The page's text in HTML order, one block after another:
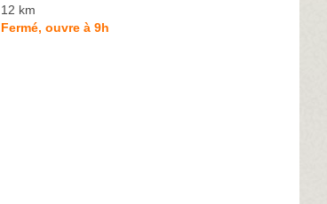
12 km
Fermé, ouvre à 9h